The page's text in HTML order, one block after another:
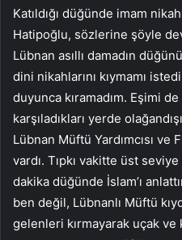
Katıldığı düğünde imam
Hatipoğlu, sözlerine şöyle
Lübnan asıllı damadın
dini nikahlarını kıymamı
duyunca kıramadım. Eşimi
karşıladıkları yerde
Lübnan Müftü Yardımcısı ve
vardı. Tıpkı vakitte üst
dakika düğünde İslam’ı
ben değil, Lübnanlı Müftü
gelenleri kırmayarak uçak